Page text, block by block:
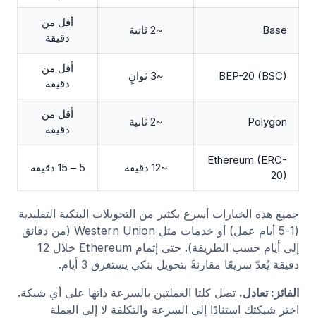
Base ~2 ثانية
أقل من
دقيقة
BEP-20 (BSC) ~3 ثوانٍ
أقل من
دقيقة
Polygon ~2 ثانية
أقل من
دقيقة
Ethereum (ERC-
20)
~12 دقيقة 5 – 15 دقيقة
جميع هذه الخيارات أسرع بكثير من التحويلات البنكية التقليدية
(1-5 أيام عمل) أو خدمات مثل Western Union (من دقائق
إلى أيام حسب الطريقة). حتى إتمام Ethereum خلال 12
دقيقة يُعدّ سريعًا مقارنةً بتحويل بنكي يستغرق 3 أيام.
الفائز: تعادل. تصل كلتا العملتين بالسرعة ذاتها على أي شبكة.
اختر شبكتك استنادًا إلى السرعة والتكلفة لا إلى العملة